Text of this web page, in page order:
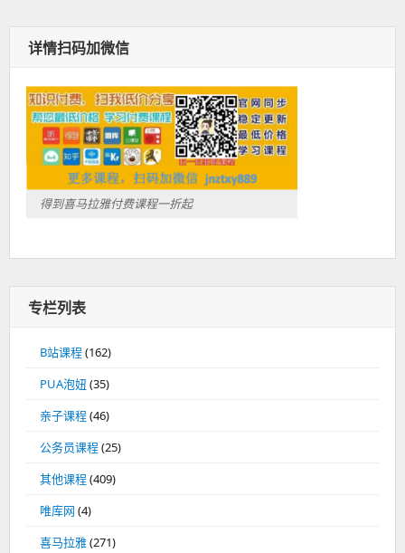
详情扫码加微信
得到喜马拉雅付费课程一折起
专栏列表
B站课程(162)
PUA泡妞 (35)
亲子课程(46)
公务员课程(25)
其他课程(409)
唯库网 (4)
喜马拉雅(271)